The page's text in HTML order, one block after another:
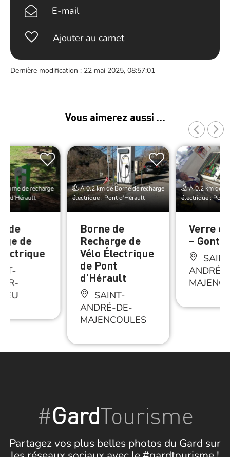
E-mail
Ajouter au carnet
Dernière modification : 22 mai 2025, 08:57:01
Vous aimerez aussi …
Borne de recharge
d’Hérault
de
de
À 0.2 km de Borne de recharge
électrique : Pont d’Hérault
Borne de
Recharge de
Vélo Électrique
de Pont
d’Hérault
SAINT-
ANDRÉ-DE-
MAJENCOULES
À 0.2 km de
électrique : Pont
Verre
–
ANDRÉ-
#GardTourisme
Partagez vos plus belles photos du Gard sur